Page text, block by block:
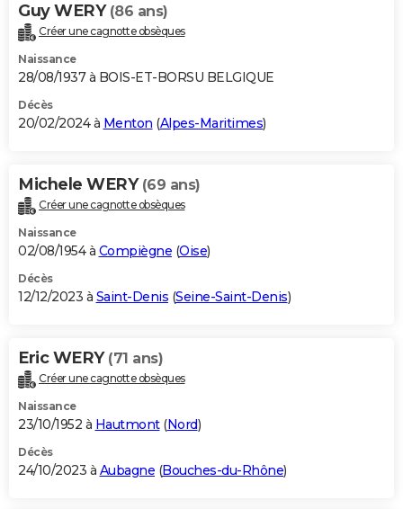
Guy WERY (86 ans)
Créer une cagnotte obsèques
Naissance
28/08/1937 à BOIS-ET-BORSU BELGIQUE
Décès
20/02/2024 à Menton (Alpes-Maritimes)
Michele WERY (69 ans)
Créer une cagnotte obsèques
Naissance
02/08/1954 à Compiègne (Oise)
Décès
12/12/2023 à Saint-Denis (Seine-Saint-Denis)
Eric WERY (71 ans)
Créer une cagnotte obsèques
Naissance
23/10/1952 à Hautmont(Nord)
Décès
24/10/2023 à Aubagne (Bouches-du-Rhône)